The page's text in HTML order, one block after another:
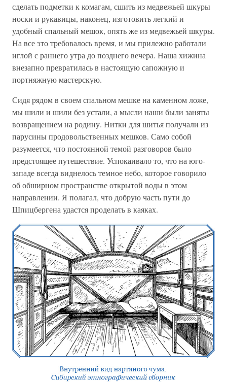
сделать подметки к комагам, сшить из медвежьей шкуры
носки и рукавицы, наконец, изготовить легкий и
удобный спальный мешок, опять же из медвежьей шкуры.
На все это требовалось время, и мы прилежно работали
иглой с раннего утра до позднего вечера. Наша хижина
внезапно превратилась в настоящую сапожную и
портняжную мастерскую.
Сидя рядом в своем спальном мешке на каменном ложе,
мы шили и шили без устали, а мысли наши были заняты
возвращением на родину. Нитки для шитья получали из
парусины продовольственных мешков. Само собой
разумеется, что постоянной темой разговоров было
предстоящее путешествие. Успокаивало то, что на юго-
западе всегда виднелось темное небо, которое говорило
об обширном пространстве открытой воды в этом
направлении. Я полагал, что добрую часть пути до
Шпицбергена удастся проделать в каяках.